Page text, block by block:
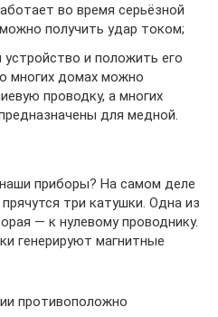
во время серьёзной
получить удар током;
и положить его
многих домах можно
проводку, а многих
для медной.
приборы? На самом деле
три катушки. Одна из
— к нулевому проводнику.
генерируют магнитные
противоположно